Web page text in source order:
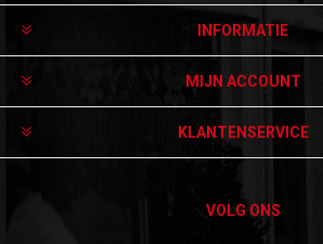
INFORMATIE
MIJN ACCOUNT
KLANTENSERVICE
VOLG ONS